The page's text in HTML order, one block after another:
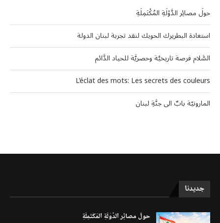
حولَ مصائِر الدَّوْلَةِ المُكْتَمِلَةِ
استعادة البطريرك الحويك لنقد تجربة لبنان الدولة
السَّلام فرصة تاريخيَّة وحصريَّة للحياد الدَّائم
L’éclat des mots: Les secrets des couleurs
المارونيّة بابٌ الى جنَّةِ لبنان
جديدنا
حولَ مصائِر الدَّوْلَةِ المُكْتَمِلَةِ